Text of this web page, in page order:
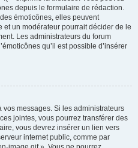
depuis le formulaire de rédaction.
émoticônes, elles peuvent
un modérateur pourrait décider de le
Les administrateurs du forum
qu’il est possible d’insérer
messages. Si les administrateurs
jointes, vous pourrez transférer des
vous devrez insérer un lien vers
internet public, comme par